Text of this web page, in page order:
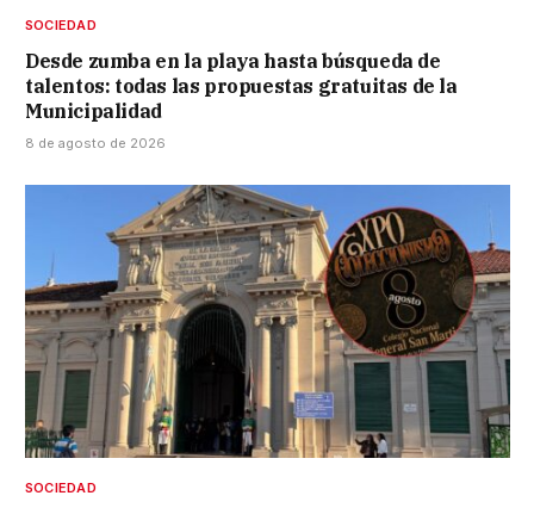
SOCIEDAD
Desde zumba en la playa hasta búsqueda de
talentos: todas las propuestas gratuitas de la
Municipalidad
8 de agosto de 2026
SOCIEDAD